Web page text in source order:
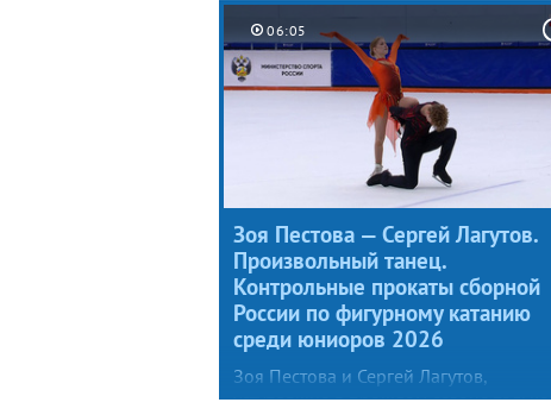
06:05
Зоя Пестова — Сергей Лагутов.
Произвольный танец.
Контрольные прокаты сборной
России по фигурному катанию
среди юниоров 2026
Зоя Пестова и Сергей Лагутов,
уступавшие в прошлом сезоне только